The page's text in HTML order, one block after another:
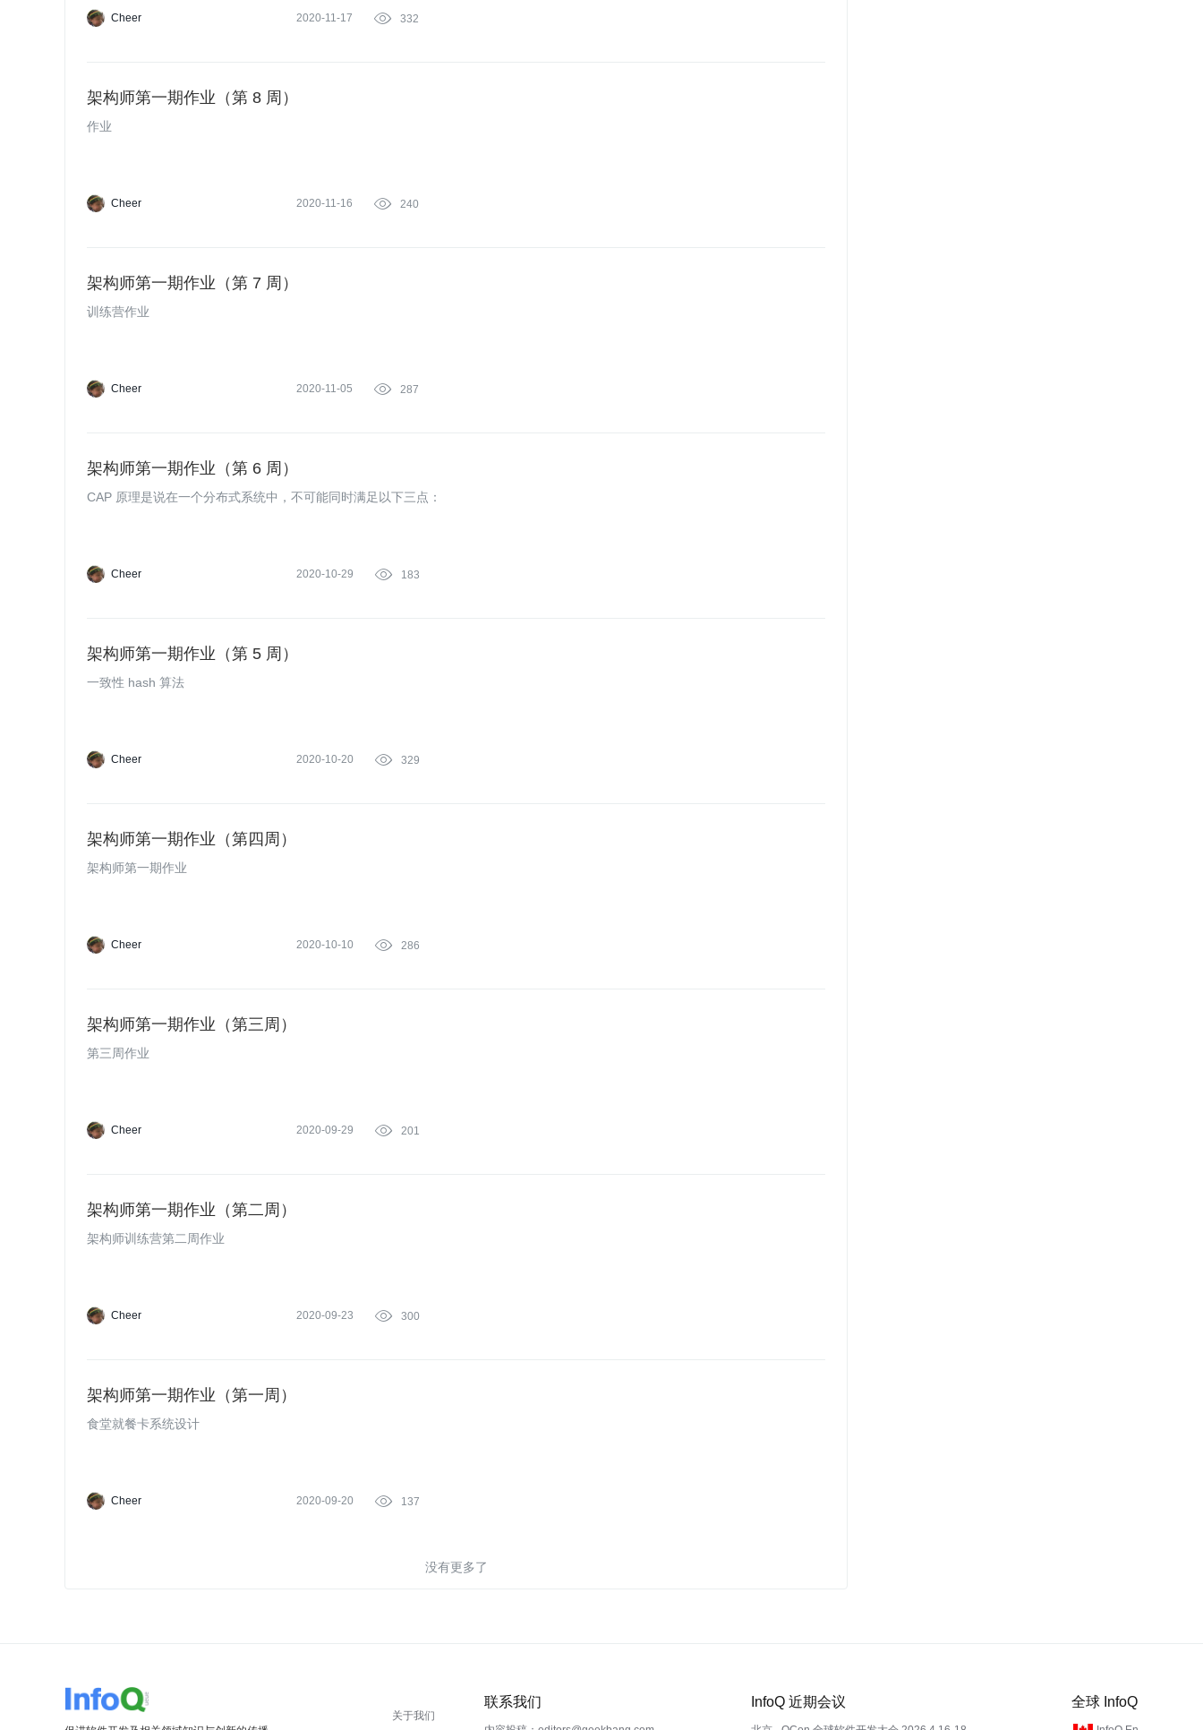
Cheer 2020-11-17  332
架构师第一期作业（第 8 周）
作业
Cheer 2020-11-16  240
架构师第一期作业（第 7 周）
训练营作业
Cheer 2020-11-05  287
架构师第一期作业（第 6 周）
CAP 原理是说在一个分布式系统中，不可能同时满足以下三点：
Cheer 2020-10-29  183
架构师第一期作业（第 5 周）
一致性 hash 算法
Cheer 2020-10-20  329
架构师第一期作业（第四周）
架构师第一期作业
Cheer 2020-10-10  286
架构师第一期作业（第三周）
第三周作业
Cheer 2020-09-29  201
架构师第一期作业（第二周）
架构师训练营第二周作业
Cheer 2020-09-23  300
架构师第一期作业（第一周）
食堂就餐卡系统设计
Cheer 2020-09-20  137
没有更多了
关于我们
联系我们 InfoQ 近期会议 全球 InfoQ